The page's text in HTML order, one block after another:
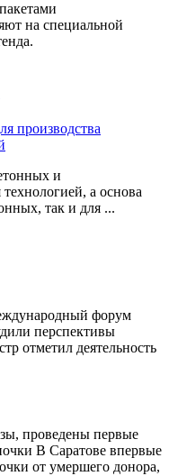
на специальной
и
а основа
так и для ...
форум
перспективы
отметил деятельность
проведены первые
В Саратове впервые
от умершего донора,